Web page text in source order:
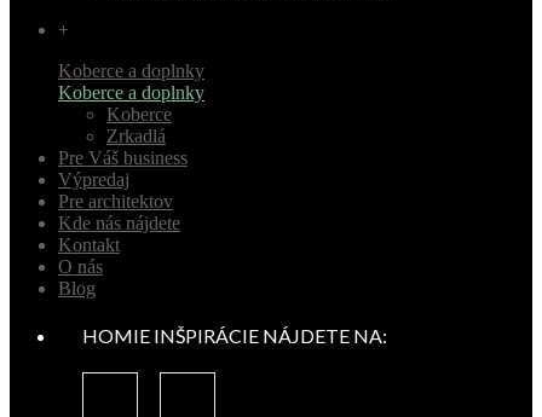
+
Koberce a doplnky
Koberce a doplnky
Koberce
Zrkadlá
Pre Váš business
Výpredaj
Pre architektov
Kde nás nájdete
Kontakt
O nás
Blog
HOMIE INŠPIRÁCIE NÁJDETE NA: